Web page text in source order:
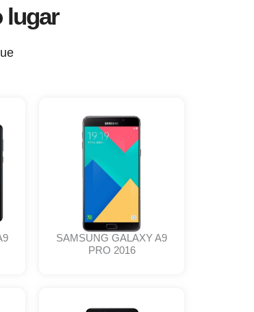
lugar
SAMSUNG GALAXY A9
PRO 2016